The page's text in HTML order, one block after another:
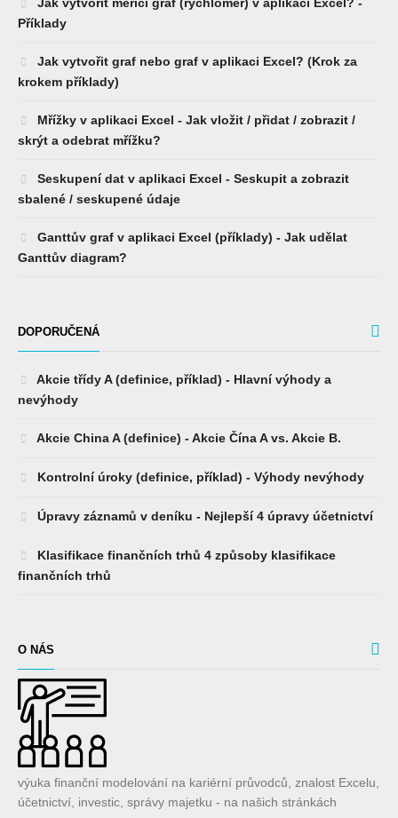
Příklady
Jak vytvořit graf nebo graf v aplikaci Excel? (Krok za
krokem příklady)
Mřížky v aplikaci Excel - Jak vložit / přidat / zobrazit /
skrýt a odebrat mřížku?
Seskupení dat v aplikaci Excel - Seskupit a zobrazit
sbalené / seskupené údaje
Ganttův graf v aplikaci Excel (příklady) - Jak udělat
Ganttův diagram?
DOPORUČENÁ
Akcie třídy A (definice, příklad) - Hlavní výhody a
nevýhody
Akcie China A (definice) - Akcie Čína A vs. Akcie B.
Kontrolní úroky (definice, příklad) - Výhody nevýhody
Úpravy záznamů v deníku - Nejlepší 4 úpravy účetnictví
Klasifikace finančních trhů 4 způsoby klasifikace
finančních trhů
O NÁS
výuka finanční modelování na kariérní průvodců, znalost Excelu,
účetnictví, investic, správy majetku - na našich stránkách